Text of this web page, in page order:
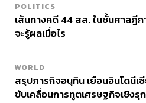
POLITICS
เส้นทางคดี 44 สส. ในชั้นศาลฎีก
จะรู้ผลเมื่อไร
WORLD
สรุปภารกิจอนุทิน เยือนอินโดนีเ
ขับเคลื่อนการทูตเศรษฐกิจเชิงรุก